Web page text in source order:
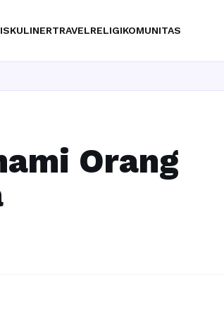
KULINERTRAVELRELIGIKOMUNITAS
Orang